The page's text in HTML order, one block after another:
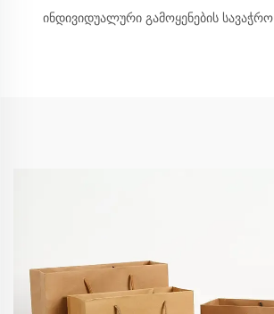
ინდივიდუალური გამოყენების